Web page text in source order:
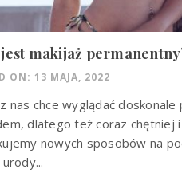
jest makijaż
ON: 13 MAJA, 2022
nas chce wyglądać doskonale
dlatego też coraz chętniej i
nowych sposobów na